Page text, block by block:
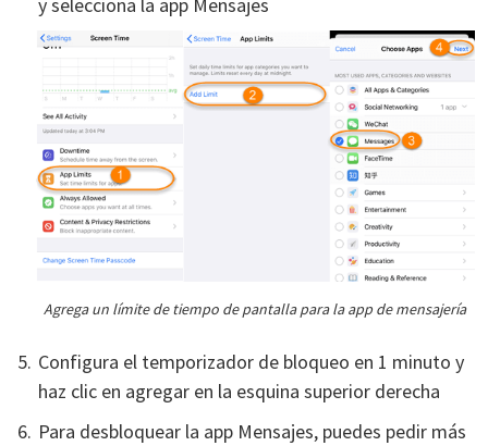
Agrega un límite de tiempo de pantalla para la app de mensajería
Configura el temporizador de bloqueo en 1 minuto y
haz clic en agregar en la esquina superior derecha
Para desbloquear la app Mensajes, puedes pedir más